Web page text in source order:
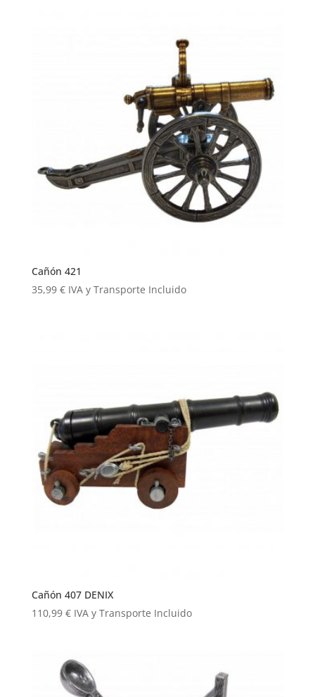
Cañón 421
35,99 € IVA y Transporte Incluido
Cañón 407 DENIX
110,99 € IVA y Transporte Incluido